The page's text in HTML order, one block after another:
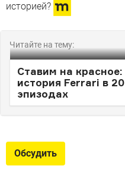
историей?
Читайте на тему:
Ставим на красное:
история Ferrari в 20
эпизодах
Обсудить